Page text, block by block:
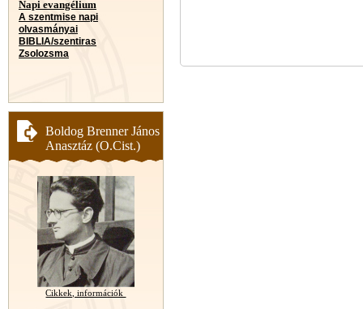
Napi evangélium
A szentmise napi
olvasmányai
BIBLIA/szentiras
Zsolozsma
Boldog Brenner János
Anasztáz (O.Cist.)
Cikkek, információk